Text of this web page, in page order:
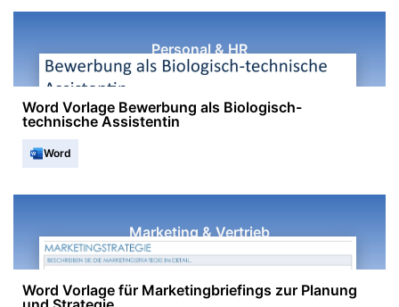
Personal & HR
Word Vorlage Bewerbung als Biologisch-
technische Assistentin
Word
Marketing & Vertrieb
Word Vorlage für Marketingbriefings zur Planung